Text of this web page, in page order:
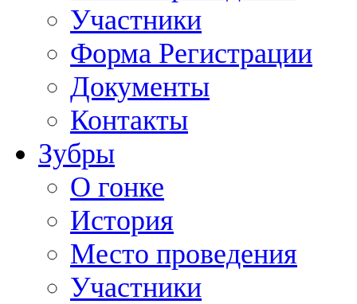
Участники
Форма Регистрации
Документы
Контакты
Зубры
О гонке
История
Место проведения
Участники